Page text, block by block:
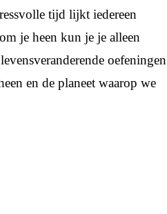
tijd lijkt iedereen
je heen kun je je alleen
oefeningen
en de planeet waarop we